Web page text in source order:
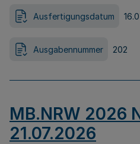
Ausfertigungsdatum
Ausgabennummer 202
MB.NRW 2026
21.07.2026